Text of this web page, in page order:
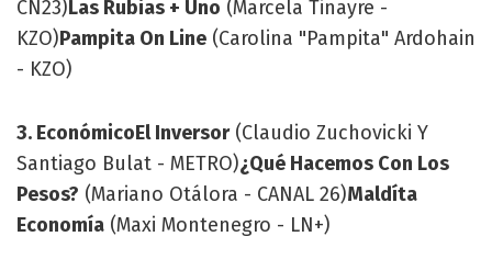
CN23)Las Rubias + Uno (Marcela Tinayre -
KZO)Pampita On Line (Carolina "Pampita" Ardohain
- KZO)
3. EconómicoEl Inversor(Claudio Zuchovicki Y
Santiago Bulat - METRO)¿Qué Hacemos Con Los
Pesos? (Mariano Otálora - CANAL 26)Maldíta
Economía (Maxi Montenegro - LN+)